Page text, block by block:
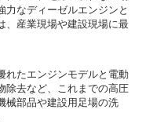
力なディーゼルエンジンと
、産業現場や建設現場に最
れたエンジンモデルと電動
除去など、これまでの高圧
械部品や建設用足場の洗